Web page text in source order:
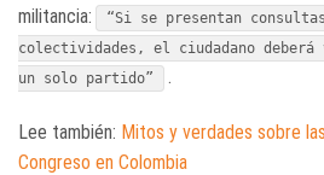
militancia:
“Si se presentan
colectividades, el ciudadano
un solo partido”
.
Lee también: Mitos y verdades sobre
Congreso en Colombia